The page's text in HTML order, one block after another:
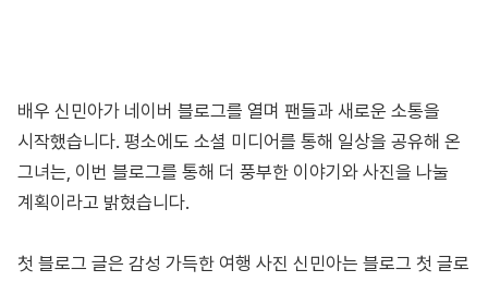
배우 신민아가 네이버 블로그를 열며 팬들과 새로운 소통을
시작했습니다. 평소에도 소셜 미디어를 통해 일상을 공유해 온
그녀는, 이번 블로그를 통해 더 풍부한 이야기와 사진을 나눌
계획이라고 밝혔습니다.
첫 블로그 글은 감성 가득한 여행 사진 신민아는 블로그 첫 글로